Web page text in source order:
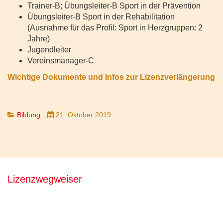
Trainer-B; Übungsleiter-B Sport in der Prävention
Übungsleiter-B Sport in der Rehabilitation
(Ausnahme für das Profil: Sport in Herzgruppen: 2
Jahre)
Jugendleiter
Vereinsmanager-C
Wichtige Dokumente und Infos zur Lizenzverlängerung
Bildung 21. Oktober 2019
Lizenzwegweiser